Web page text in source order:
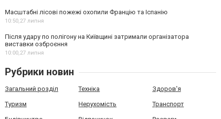
Масштабні лісові пожежі охопили Францію та Іспанію
10:50,27 липня
Після удару по полігону на Київщині затримали організатора
виставки озброєння
10:00,27 липня
Рубрики новин
Загальний розділ Техніка Здоров'я
Туризм Нерухомість Транспорт